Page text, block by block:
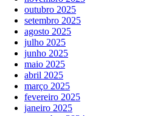
outubro 2025
setembro 2025
agosto 2025
julho 2025
junho 2025
maio 2025
abril 2025
março 2025
fevereiro 2025
janeiro 2025